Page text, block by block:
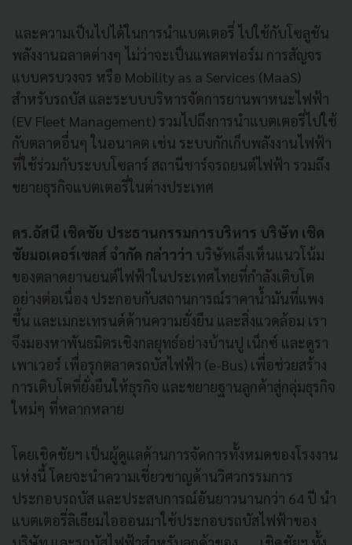
และความเป็นไปได้ในการนำแบตเตอรี่ ไปใช้กับโซลูชัน
พลังงานฉลาดต่างๆ ไม่ว่าจะเป็นแพลตฟอร์ม การสัญจร
แบบครบวงจร หรือ Mobility as a Services (MaaS)
สำหรับรถบัส และระบบบริหารจัดการยานพาหนะไฟฟ้า
(EV Fleet Management) รวมไปถึงการนำแบตเตอรี่ไปใช้
กับตลาดอื่นๆ ในอนาคต เช่น ระบบกักเก็บพลังงานไฟฟ้า
ที่ใช้ร่วมกับระบบโซลาร์ สถานีชาร์จรถยนต์ไฟฟ้า รวมถึง
ขยายธุรกิจแบตเตอรี่ในต่างประเทศ
ดร.อัสนี เชิดชัย ประธานกรรมการบริหาร บริษัท เชิด
ชัยมอเตอร์เซลส์ จำกัด กล่าวว่า บริษัทเล็งเห็นแนวโน้ม
ของตลาดยานยนต์ไฟฟ้าในประเทศไทยที่กำลังเติบโต
อย่างต่อเนื่อง ประกอบกับสถานการณ์ราคาน้ำมันที่แพง
ขึ้น และเมกะเทรนด์ด้านความยั่งยืน และสิ่งแวดล้อม เรา
จึงมองหาพันธมิตรเชิงกลยุทธ์อย่างบ้านปู เน็กซ์ และดูรา
เพาเวอร์ เพื่อรุกตลาดรถบัสไฟฟ้า (e-Bus) เพื่อช่วยสร้าง
การเติบโตที่ยั่งยืนให้ธุรกิจ และขยายฐานลูกค้าสู่กลุ่มธุรกิจ
ใหม่ๆ ที่หลากหลาย
โดยเชิดชัยฯ เป็นผู้ดูแลด้านการจัดการทั้งหมดของโรงงาน
แห่งนี้ โดยจะนำความเชี่ยวชาญด้านวิศวกรรมการ
ประกอบรถบัส และประสบการณ์อันยาวนานกว่า 64 ปี นำ
แบตเตอรี่ลิเธียมไอออนมาใช้ประกอบรถบัสไฟฟ้าของ